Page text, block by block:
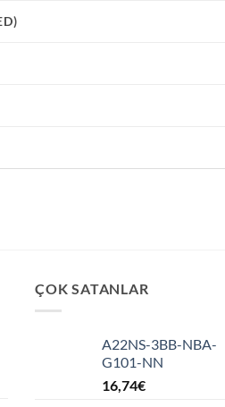
ÇOK SATANLAR
A22NS-3BB-NBA-
G101-NN
16,74€